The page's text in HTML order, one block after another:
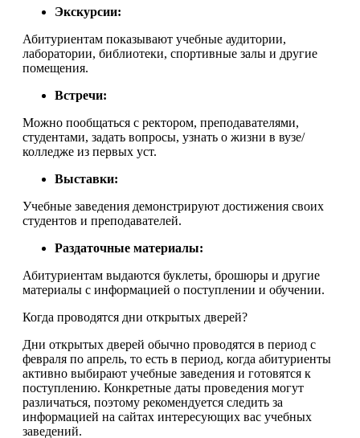
Экскурсии:
Абитуриентам показывают учебные аудитории,
лаборатории, библиотеки, спортивные залы и другие
помещения.
Встречи:
Можно пообщаться с ректором, преподавателями,
студентами, задать вопросы, узнать о жизни в вузе/
колледже из первых уст.
Выставки:
Учебные заведения демонстрируют достижения своих
студентов и преподавателей.
Раздаточные материалы:
Абитуриентам выдаются буклеты, брошюры и другие
материалы с информацией о поступлении и обучении.
Когда проводятся дни открытых дверей?
Дни открытых дверей обычно проводятся в период с
февраля по апрель, то есть в период, когда абитуриенты
активно выбирают учебные заведения и готовятся к
поступлению. Конкретные даты проведения могут
различаться, поэтому рекомендуется следить за
информацией на сайтах интересующих вас учебных
заведений.